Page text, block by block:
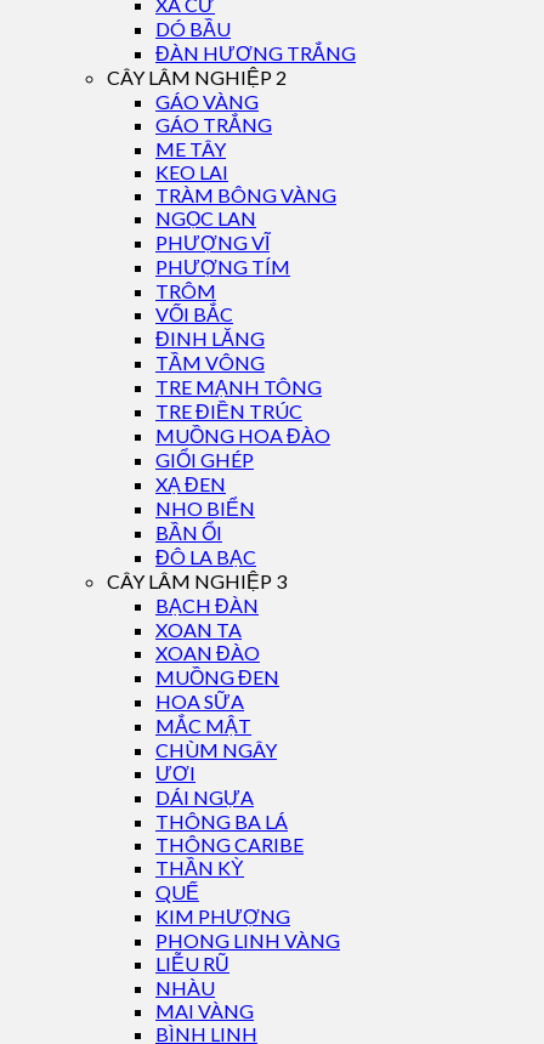
DÓ BẦU
ĐÀN HƯƠNG TRẮNG
CÂY LÂM NGHIỆP 2
GÁO VÀNG
GÁO TRẮNG
ME TÂY
KEO LAI
TRÀM BÔNG VÀNG
NGỌC LAN
PHƯỢNG VĨ
PHƯỢNG TÍM
TRÔM
VỐI BẮC
ĐINH LĂNG
TẦM VÔNG
TRE MẠNH TÔNG
TRE ĐIỀN TRÚC
MUỒNG HOA ĐÀO
GIỔI GHÉP
XẠ ĐEN
NHO BIỂN
BẦN ỔI
ĐÔ LA BẠC
CÂY LÂM NGHIỆP 3
BẠCH ĐÀN
XOAN TA
XOAN ĐÀO
MUỒNG ĐEN
HOA SỮA
MẮC MẬT
CHÙM NGÂY
ƯƠI
DÁI NGỰA
THÔNG BA LÁ
THÔNG CARIBE
THẦN KỲ
QUẾ
KIM PHƯỢNG
PHONG LINH VÀNG
LIỄU RŨ
NHÀU
MAI VÀNG
BÌNH LINH